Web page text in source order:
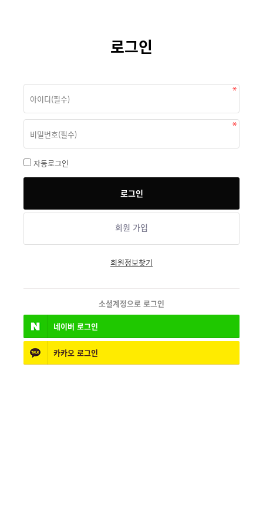
로그인
자동로그인
회원 가입
회원정보찾기
소셜계정으로 로그인
네이버 로그인
카카오 로그인